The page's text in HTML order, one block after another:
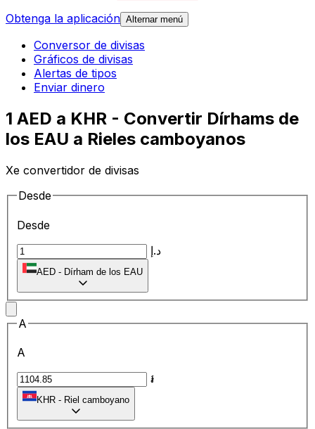
Obtenga la aplicación Alternar menú
Conversor de divisas
Gráficos de divisas
Alertas de tipos
Enviar dinero
1 AED a KHR - Convertir Dírhams de
los EAU a Rieles camboyanos
Xe convertidor de divisas
Desde
Desde
د.إ
AED - Dírham de los EAU
A
A
៛
KHR - Riel camboyano